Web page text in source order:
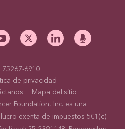
75267-6910
de privacidad
Mapa del sitio
Foundation, Inc. es una
exenta de impuestos 501(c)